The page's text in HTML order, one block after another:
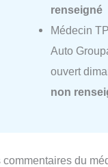
renseigné
Médecin
Auto
ouvert
non
commentaires du